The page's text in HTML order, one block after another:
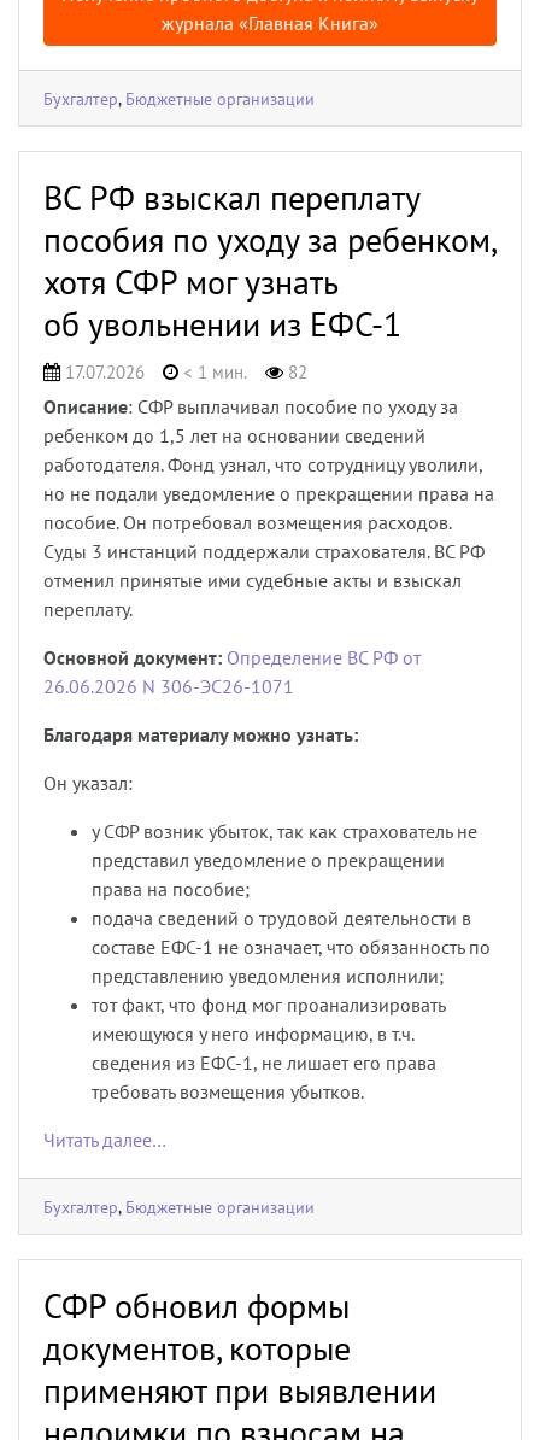
журнала «Главная Книга»
Бухгалтер, Бюджетные организации
ВС РФ взыскал переплату
пособия по уходу за ребенком,
хотя СФР мог узнать
об увольнении из ЕФС-1
17.07.2026 < 1 мин. 82
Описание: СФР выплачивал пособие по уходу за
ребенком до 1,5 лет на основании сведений
работодателя. Фонд узнал, что сотрудницу уволили,
но не подали уведомление о прекращении права на
пособие. Он потребовал возмещения расходов.
Суды 3 инстанций поддержали страхователя. ВС РФ
отменил принятые ими судебные акты и взыскал
переплату.
Основной документ: Определение ВС РФ от
26.06.2026 N 306-ЭС26-1071
Благодаря материалу можно узнать:
Он указал:
у СФР возник убыток, так как страхователь не
представил уведомление о прекращении
права на пособие;
подача сведений о трудовой деятельности в
составе ЕФС-1 не означает, что обязанность по
представлению уведомления исполнили;
тот факт, что фонд мог проанализировать
имеющуюся у него информацию, в т.ч.
сведения из ЕФС-1, не лишает его права
требовать возмещения убытков.
Читать далее…
Бухгалтер, Бюджетные организации
СФР обновил формы
документов, которые
применяют при выявлении